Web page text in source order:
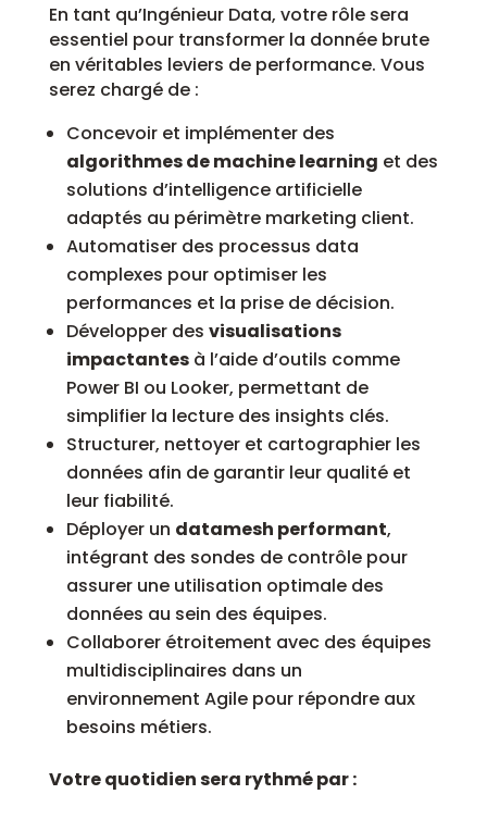
En tant qu’Ingénieur Data, votre rôle sera
essentiel pour transformer la donnée brute
en véritables leviers de performance. Vous
serez chargé de :
Concevoir et implémenter des
algorithmes de machine learning et des
solutions d’intelligence artificielle
adaptés au périmètre marketing client.
Automatiser des processus data
complexes pour optimiser les
performances et la prise de décision.
Développer des visualisations
impactantesà l’aide d’outils comme
Power BI ou Looker, permettant de
simplifier la lecture des insights clés.
Structurer, nettoyer et cartographier les
données afin de garantir leur qualité et
leur fiabilité.
Déployer un datamesh performant,
intégrant des sondes de contrôle pour
assurer une utilisation optimale des
données au sein des équipes.
Collaborer étroitement avec des équipes
multidisciplinaires dans un
environnement Agile pour répondre aux
besoins métiers.
Votre quotidien sera rythmé par :